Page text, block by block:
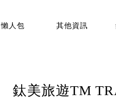
懶人包 其他資訊
鈦美旅遊TM